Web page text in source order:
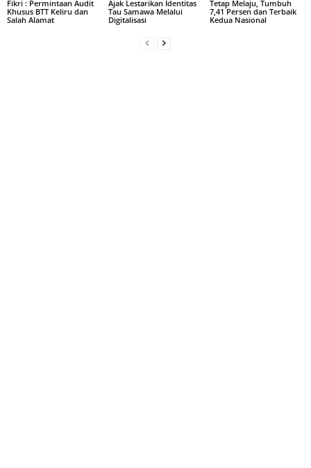
Fikri : Permintaan Audit
Khusus BTT Keliru dan
Salah Alamat
Ajak Lestarikan Identitas
Tau Samawa Melalui
Digitalisasi
Tetap Melaju, Tumbuh
7,41 Persen dan Terbaik
Kedua Nasional